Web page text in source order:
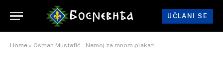
UČLANI SE
Home » Osman Mustafić – Nemoj za mnom plakati